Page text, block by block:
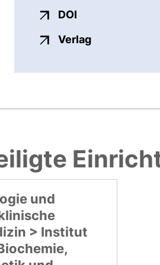
DOI
Verlagexterner
und
> Institut